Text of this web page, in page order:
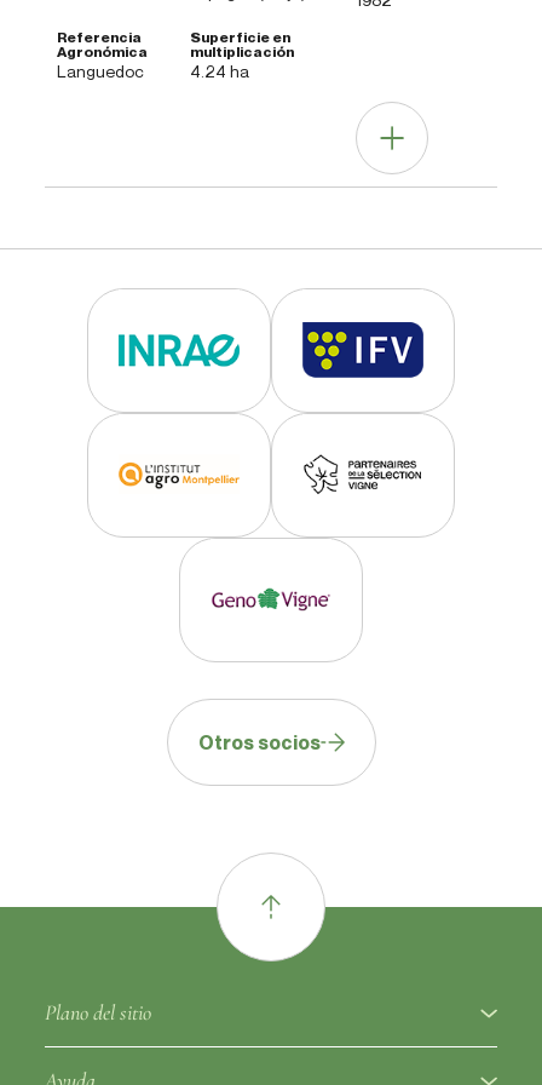
Datos Tecnológicos
superior
Habilidades enológicas vinos típicos de la variedad
Otras informaciones
Nota general hojas más divididas, racimos más cortos
Languedoc 4.24 ha
Nivel de producción inferior a medio
Peso del racimo medio
Datos Tecnológicos
Riqueza de azúcar superior
Habilidades enológicas vinos típicos de la variedad
Otras informaciones
hojas menos divididas. Clon ligeramente
Otros socios
Plano del sitio
A proposito